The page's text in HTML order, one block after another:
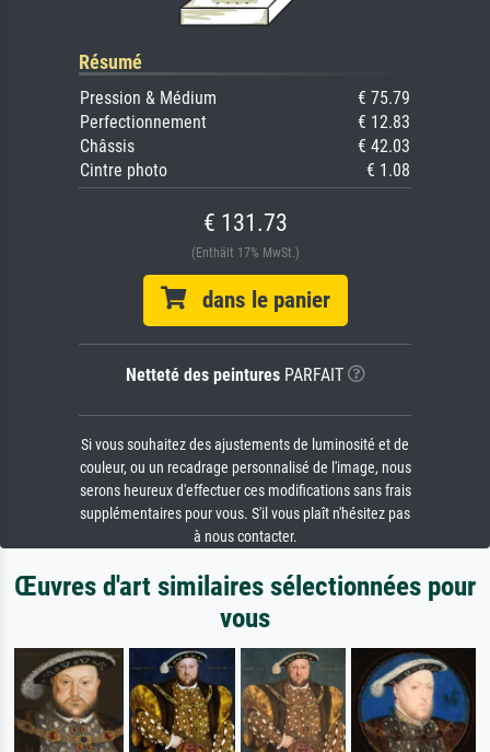
Résumé
Pression & Médium
€ 75.79
Perfectionnement
€ 12.83
Châssis
€ 42.03
Cintre photo
€ 1.08
€ 131.73
(Enthält 17% MwSt.)
dans le panier
Netteté des peinturesPARFAIT
Si vous souhaitez des ajustements de luminosité et de
couleur, ou un recadrage personnalisé de l'image, nous
serons heureux d'effectuer ces modifications sans frais
supplémentaires pour vous. S'il vous plaît n'hésitez pas
à nous contacter.
Œuvres d'art similaires sélectionnées pour
vous